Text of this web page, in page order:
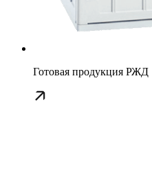
Готовая продукция РЖД